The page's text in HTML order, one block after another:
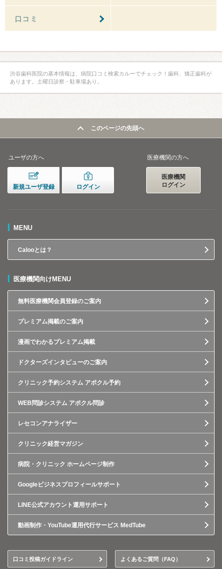
口コミ
渋谷歯科医院の基本情報は、病院口コミ検索カルーでチェック！歯科、矯正歯科が
あります。土曜日診察・駐車場あり。
このページの先頭へ
ユーザの方へ
新規ユーザ登録 ログイン
医療機関の方へ
医療機関
ログイン
MENU
Calooとは？
医療機関向けMENU
無料医療機関会員登録のご案内
プレミアム掲載のご案内
漫画でわかるプレミアム掲載
ドクターズインタビューのご案内
クリニック予約システム アポクル予約
WEB問診システム アポクル問診
レセコンアナライザー
クリニック経営マガジン
病院・クリニック ホームページ制作
Googleビジネスプロフィールサポート
LINE公式アカウント運用サポート
動画制作・YouTube運用代行サービス MedTube
口コミ投稿ガイドライン よくあるご質問（FAQ）